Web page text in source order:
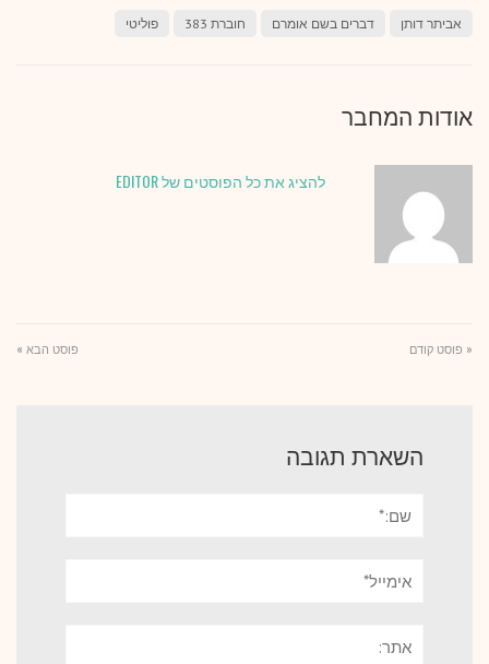
אביתר דותן דברים בשם אומרם חוברת 383 פוליטי
אודות המחבר
להציג את כל הפוסטים של EDITOR
« פוסט קודם פוסט הבא »
השארת תגובה